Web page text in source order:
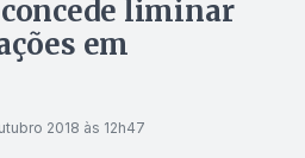
liminar
em
2018 às 12h47